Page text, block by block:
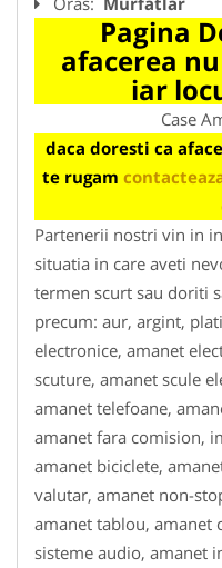
Pagina
afacerea
iar
Case
daca doresti ca
te rugam
Partenerii nostri vin in
situatia in care aveti
termen scurt sau doriti
precum: aur, argint,
electronice, amanet
scuture, amanet scule
amanet telefoane,
amanet fara comision,
amanet biciclete,
valutar, amanet non-
amanet tablou, amanet
sisteme audio, amanet